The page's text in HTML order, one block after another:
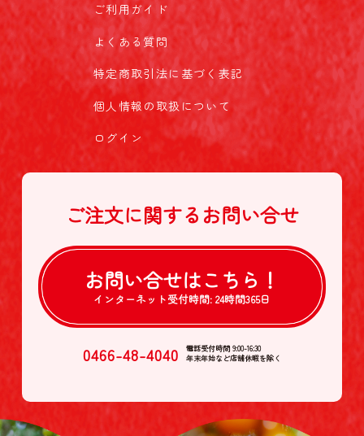
ご利用ガイド
よくある質問
特定商取引法に基づく表記
個人情報の取扱について
ログイン
ご注文に関する お問い合せ
お問い合せはこちら！
インターネット受付時間: 24時間365日
0466-48-4040
電話受付時間 9:00-16:30
年末年始など店舗休暇を除く